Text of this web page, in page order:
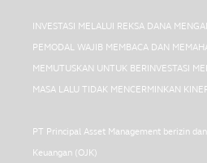
INVESTASI MELALUI REKSA DANA
PEMODAL WAJIB MEMBACA DAN
MEMUTUSKAN UNTUK BERINVESTASI
MASA LALU TIDAK MENCERMINKAN
PT Principal Asset Management berizin
Keuangan (OJK)